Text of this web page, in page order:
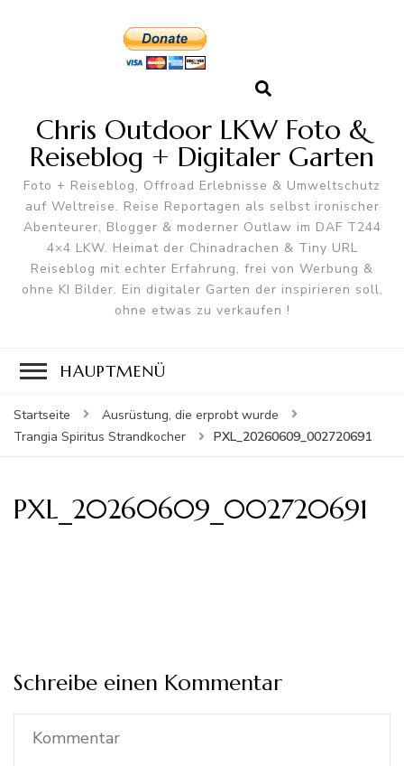
Chris Outdoor LKW Foto &
Reiseblog + Digitaler Garten
Foto + Reiseblog, Offroad Erlebnisse & Umweltschutz
auf Weltreise. Reise Reportagen als selbst ironischer
Abenteurer, Blogger & moderner Outlaw im DAF T244
4×4 LKW. Heimat der Chinadrachen & Tiny URL
Reiseblog mit echter Erfahrung, frei von Werbung &
ohne KI Bilder. Ein digitaler Garten der inspirieren soll,
ohne etwas zu verkaufen !
HAUPTMENÜ
Startseite
Ausrüstung, die erprobt wurde
Trangia Spiritus Strandkocher
PXL_20260609_002720691
PXL_20260609_002720691
Schreibe einen Kommentar